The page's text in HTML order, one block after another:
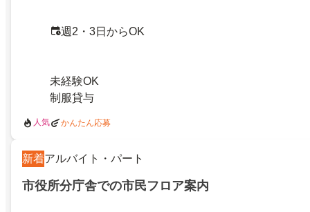
週2・3日からOK
未経験OK
制服貸与
人気 かんたん応募
新着アルバイト・パート
市役所分庁舎での市民フロア案内